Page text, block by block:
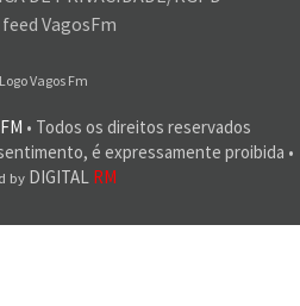
• Todos os direitos reservados
é expressamente proibida •
byDIGITAL RM